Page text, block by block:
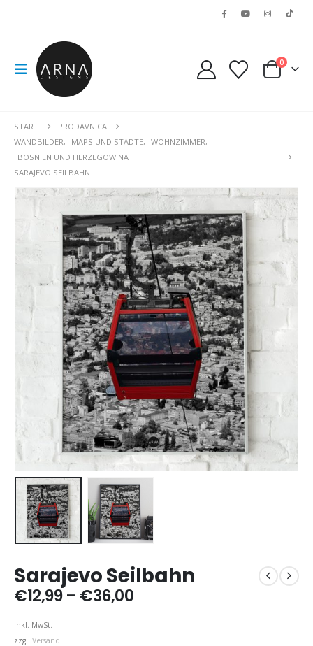
0
START
PRODAVNICA
WANDBILDER, MAPS UND STÄDTE, WOHNZIMMER,
BOSNIEN UND HERZEGOWINA
SARAJEVO SEILBAHN
Sarajevo Seilbahn
€12,99 – €36,00Preisspanne:
Inkl. MwSt.
zzgl. Versand